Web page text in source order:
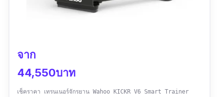
จาก
44,550บาท
เช็คราคา เทรนเนอร์จักรยาน Wahoo KICKR V6 Smart Trainer